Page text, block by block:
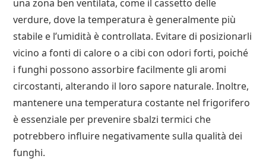
una zona ben ventilata, come il cassetto delle
verdure, dove la temperatura è generalmente più
stabile e l’umidità è controllata. Evitare di posizionarli
vicino a fonti di calore o a cibi con odori forti, poiché
i funghi possono assorbire facilmente gli aromi
circostanti, alterando il loro sapore naturale. Inoltre,
mantenere una temperatura costante nel frigorifero
è essenziale per prevenire sbalzi termici che
potrebbero influire negativamente sulla qualità dei
funghi.